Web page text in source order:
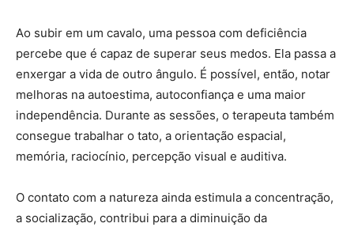
Ao subir em um cavalo, uma pessoa com deficiência
percebe que é capaz de superar seus medos. Ela passa a
enxergar a vida de outro ângulo. É possível, então, notar
melhoras na autoestima, autoconfiança e uma maior
independência. Durante as sessões, o terapeuta também
consegue trabalhar o tato, a orientação espacial,
memória, raciocínio, percepção visual e auditiva.
O contato com a natureza ainda estimula a concentração,
a socialização, contribui para a diminuição da